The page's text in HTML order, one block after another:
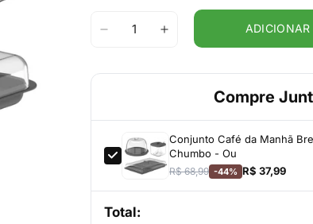
Compre
Conjunto Café da Manhã
Chumbo - Ou
R$ 68,99 -44% R$ 37,99
Total: